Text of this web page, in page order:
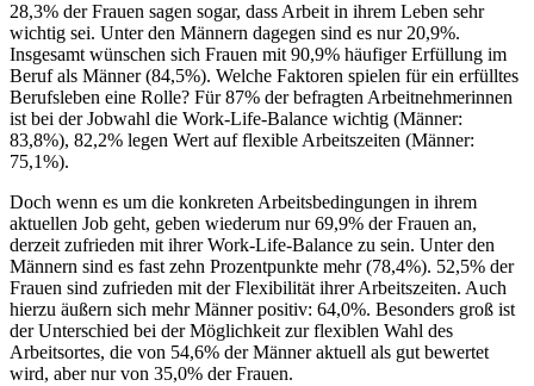
28,3% der Frauen sagen sogar, dass Arbeit in ihrem Leben sehr
wichtig sei. Unter den Männern dagegen sind es nur 20,9%.
Insgesamt wünschen sich Frauen mit 90,9% häufiger Erfüllung im
Beruf als Männer (84,5%). Welche Faktoren spielen für ein erfülltes
Berufsleben eine Rolle? Für 87% der befragten Arbeitnehmerinnen
ist bei der Jobwahl die Work-Life-Balance wichtig (Männer:
83,8%), 82,2% legen Wert auf flexible Arbeitszeiten (Männer:
75,1%).
Doch wenn es um die konkreten Arbeitsbedingungen in ihrem
aktuellen Job geht, geben wiederum nur 69,9% der Frauen an,
derzeit zufrieden mit ihrer Work-Life-Balance zu sein. Unter den
Männern sind es fast zehn Prozentpunkte mehr (78,4%). 52,5% der
Frauen sind zufrieden mit der Flexibilität ihrer Arbeitszeiten. Auch
hierzu äußern sich mehr Männer positiv: 64,0%. Besonders groß ist
der Unterschied bei der Möglichkeit zur flexiblen Wahl des
Arbeitsortes, die von 54,6% der Männer aktuell als gut bewertet
wird, aber nur von 35,0% der Frauen.